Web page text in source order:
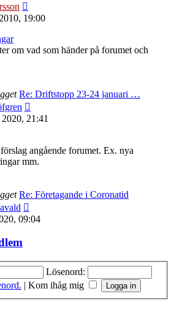
till
inlägget
19:00
om vad som händer på forumet och
Re: Driftstopp 23-24 januari …
till
inlägget
21:41
angående forumet. Ex. nya
mm.
Re: Företagande i Coronatid
till
09:04
Lösenord:
| Kom ihåg mig